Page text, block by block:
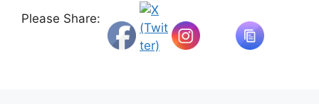
Please Share: